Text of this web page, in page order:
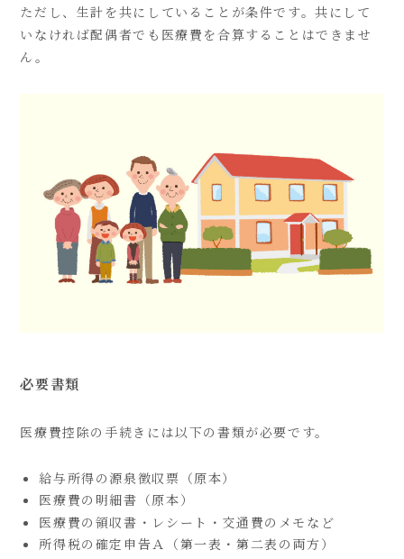
ただし、生計を共にしていることが条件です。共にして
いなければ配偶者でも医療費を合算することはできませ
ん。
必要書類
医療費控除の手続きには以下の書類が必要です。
給与所得の源泉徴収票（原本）
医療費の明細書（原本）
医療費の領収書・レシート・交通費のメモなど
所得税の確定申告Ａ（第一表・第二表の両方）